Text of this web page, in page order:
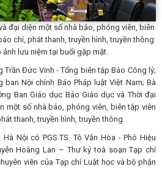
đại diện một số nhà báo, phóng viên, biên
chí, phát thanh, truyền hình, truyền thông
ảnh lưu niệm tại buổi gặp mặt.
Đức Vinh - Tổng biên tập Báo Công lý;
ban Nội chính Báo Pháp luật Việt Nam; Bà
Ban Giáo dục Báo Giáo dục và Thời đại
một số nhà báo, phóng viên, biên tập viên
thanh, truyền hình, truyền thông.
Nội có PGS.TS. Tô Văn Hòa - Phó Hiệu
Hoàng Lan – Thư ký toà soạn Tạp chí
viên của Tạp chí Luật học và bộ phận